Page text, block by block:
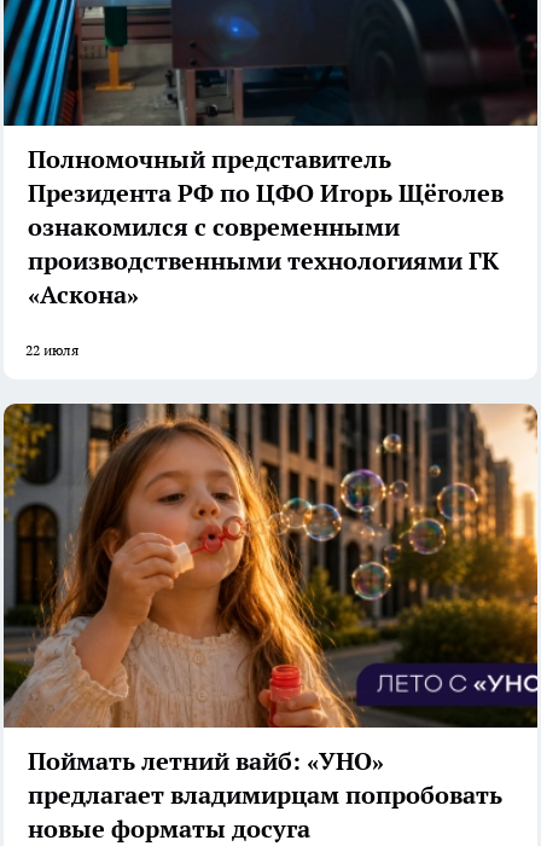
Полномочный представитель
Президента РФ по ЦФО Игорь Щёголев
ознакомился с современными
производственными технологиями ГК
«Аскона»
22 июля
Поймать летний вайб: «УНО»
предлагает владимирцам попробовать
новые форматы досуга